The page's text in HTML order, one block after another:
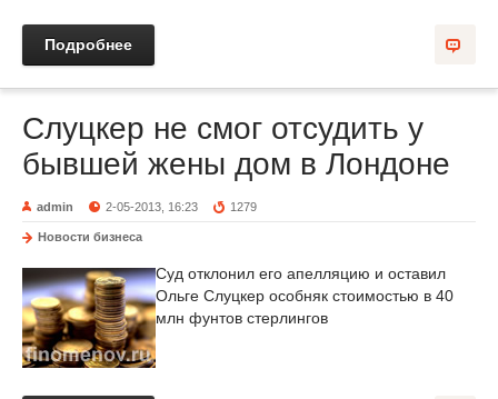
Подробнее
Слуцкер не смог отсудить у
бывшей жены дом в Лондоне
admin 2-05-2013, 16:23 1279
Новости бизнеса
Суд отклонил его апелляцию и оставил
Ольге Слуцкер особняк стоимостью в 40
млн фунтов стерлингов